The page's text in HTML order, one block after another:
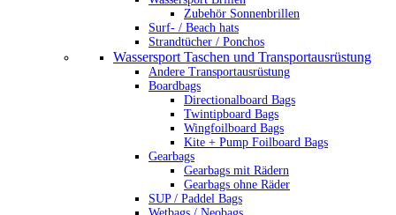
Zubehör Sonnenbrillen
Surf- / Beach hats
Strandtücher / Ponchos
Wassersport Taschen und Transportausrüstung
Andere Transportausrüstung
Boardbags
Directionalboard Bags
Twintipboard Bags
Wingfoilboard Bags
Kite + Pump Foilboard Bags
Gearbags
Gearbags mit Rädern
Gearbags ohne Räder
SUP / Paddel Bags